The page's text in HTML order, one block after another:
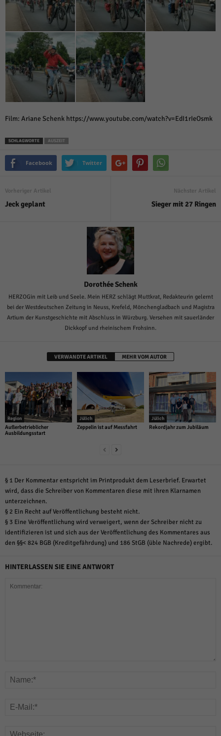
Film: Ariane Schenk https://www.youtube.com/watch?v=EdI1rIeOsmk
SCHLAGWORTE AUSZEIT
Facebook Twitter
Vorheriger Artikel
Jeck geplant
Nächster Artikel
Sieger mit 27 Ringen
Dorothée Schenk
HERZOGin mit Leib und Seele. Mein HERZ schlägt Muttkrat, Redakteurin gelernt
bei der Westdeutschen Zeitung in Neuss, Krefeld, Mönchengladbach und Magistra
Artium der Kunstgeschichte mit Abschluss in Würzburg. Versehen mit sauerländer
Dickkopf und rheinischem Frohsinn.
VERWANDTE ARTIKEL MEHR VOM AUTOR
Region
Außerbetrieblicher
Ausbildungsstart
Jülich
Zeppelin ist auf Messfahrt
Jülich
Rekordjahr zum Jubiläum
§ 1 Der Kommentar entspricht im Printprodukt dem Leserbrief. Erwartet
wird, dass die Schreiber von Kommentaren diese mit ihren Klarnamen
unterzeichnen.
§ 2 Ein Recht auf Veröffentlichung besteht nicht.
§ 3 Eine Veröffentlichung wird verweigert, wenn der Schreiber nicht zu
identifizieren ist und sich aus der Veröffentlichung des Kommentares aus
den §§< 824 BGB (Kreditgefährdung) und 186 StGB (üble Nachrede) ergibt.
HINTERLASSEN SIE EINE ANTWORT